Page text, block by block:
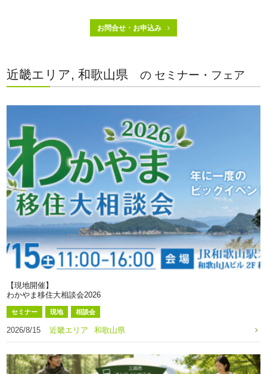
お問合せ・お申込み
近畿エリア, 和歌山県 の セミナー・フェア
【現地開催】
わかやま移住大相談会2026
セミナー 現地 相談会
2026/8/15 近畿エリア 和歌山県